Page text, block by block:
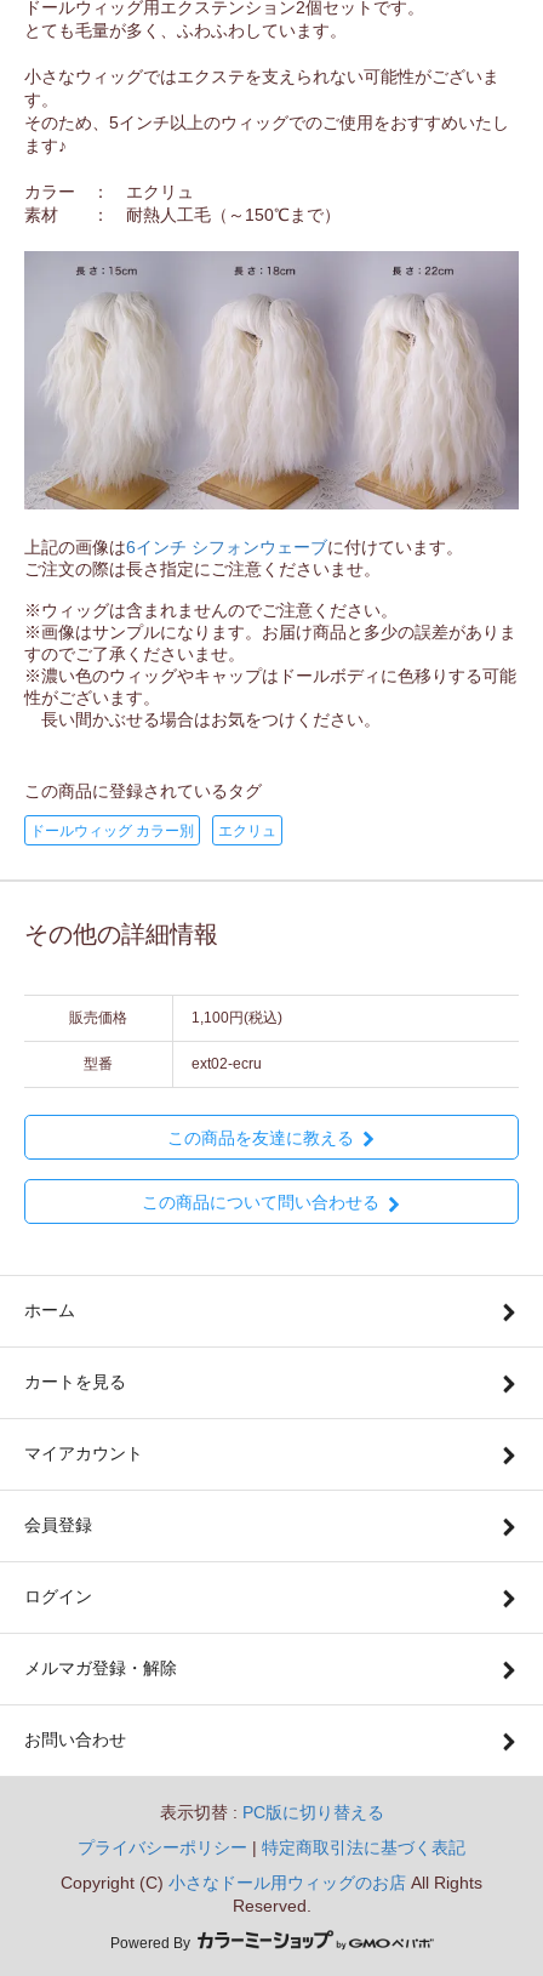
ドールウィッグ用エクステンション2個セットです。
とても毛量が多く、ふわふわしています。
小さなウィッグではエクステを支えられない可能性がございま
す。
そのため、5インチ以上のウィッグでのご使用をおすすめいたし
ます♪
カラー ： エクリュ
素材 ： 耐熱人工毛（～150℃まで）
上記の画像は6インチ シフォンウェーブに付けています。
ご注文の際は長さ指定にご注意くださいませ。
※ウィッグは含まれませんのでご注意ください。
※画像はサンプルになります。お届け商品と多少の誤差がありま
すのでご了承くださいませ。
※濃い色のウィッグやキャップはドールボディに色移りする可能
性がございます。
長い間かぶせる場合はお気をつけください。
この商品に登録されているタグ
ドールウィッグ カラー別 エクリュ
その他の詳細情報
販売価格 1,100円(税込)
型番 ext02-ecru
この商品を友達に教える
この商品について問い合わせる
ホーム
カートを見る
マイアカウント
会員登録
ログイン
メルマガ登録・解除
お問い合わせ
表示切替 : PC版に切り替える
プライバシーポリシー | 特定商取引法に基づく表記
Copyright (C) 小さなドール用ウィッグのお店 All Rights
Reserved.
Powered By